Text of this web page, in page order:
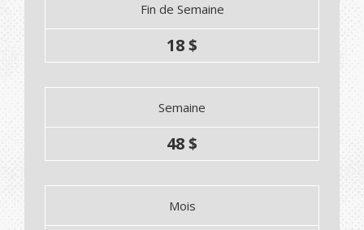
Fin de Semaine
18 $
Semaine
48 $
Mois